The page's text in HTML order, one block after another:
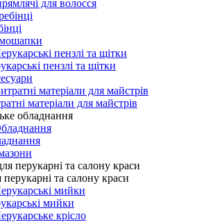
для волосся
пензлі та щітки
матеріали для майстрів
обладнання
та салону краси
мийки